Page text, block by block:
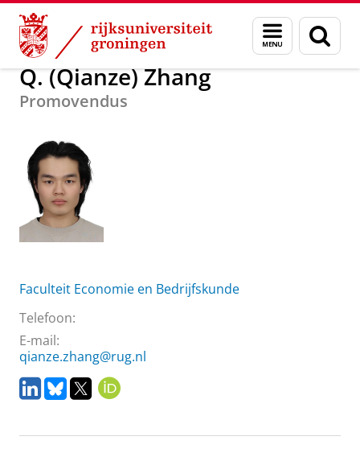
Skip
Content
Skip
Navigation
Menu
en
zoeken
Over ons Q. (Qianze) Zhang
Q. (Qianze) Zhang
Promovendus
Faculteit Economie en Bedrijfskunde
Telefoon:
E-mail:
qianze.zhang@rug.nl
L
i
k
B
e
X
I